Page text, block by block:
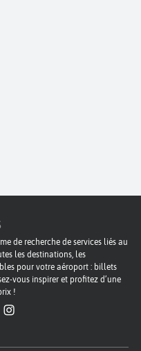
de recherche de services liés au
les destinations, les
pour votre aéroport : billets
vous inspirer et profitez d’une
!